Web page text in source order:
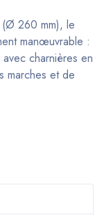
260 mm), le
manœuvrable :
charnières en
marches et de